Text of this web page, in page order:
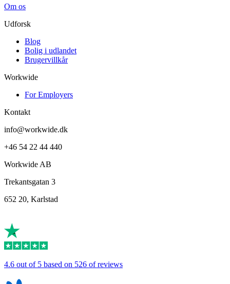
Om os
Udforsk
Blog
Bolig i udlandet
Brugervillkår
Workwide
For Employers
Kontakt
info@workwide.dk
+46 54 22 44 440
Workwide AB
Trekantsgatan 3
652 20, Karlstad
4.6 out of 5 based on 526 of reviews